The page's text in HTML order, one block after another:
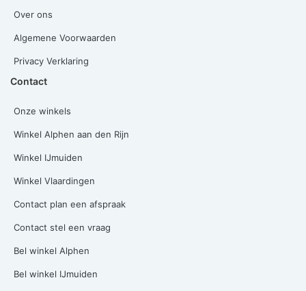
Over ons
Algemene Voorwaarden
Privacy Verklaring
Contact
Onze winkels
Winkel Alphen aan den Rijn
Winkel IJmuiden
Winkel Vlaardingen
Contact plan een afspraak
Contact stel een vraag
Bel winkel Alphen
Bel winkel IJmuiden